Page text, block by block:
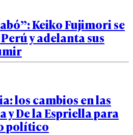
Keiko Fujimori se
y adelanta sus
los cambios en las
y De la Espriella para
político